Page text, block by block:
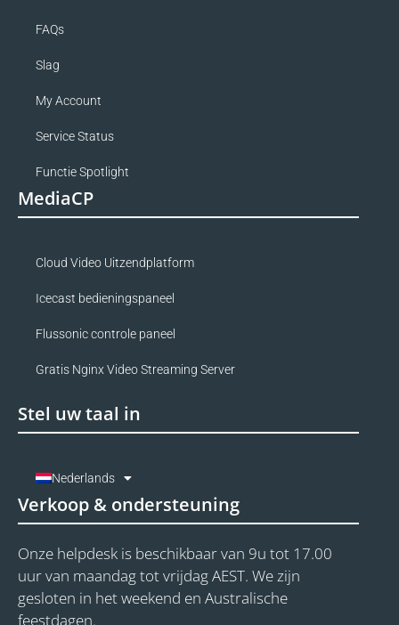
FAQs
Slag
My Account
Service Status
Functie Spotlight
MediaCP
Cloud Video Uitzendplatform
Icecast bedieningspaneel
Flussonic controle paneel
Gratis Nginx Video Streaming Server
Stel uw taal in
Nederlands
Verkoop & ondersteuning
Onze helpdesk is beschikbaar van 9u tot 17.00
uur van maandag tot vrijdag AEST. We zijn
gesloten in het weekend en Australische
feestdagen.